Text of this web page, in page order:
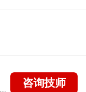
咨询技师